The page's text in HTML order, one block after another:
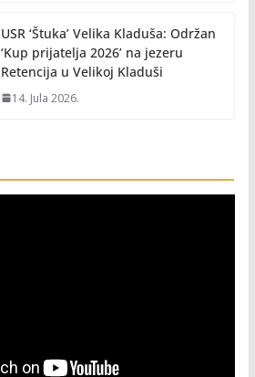
USR ‘Štuka’ Velika Kladuša: Održan
‘Kup prijatelja 2026’ na jezeru
Retencija u Velikoj Kladuši
14. Jula 2026.